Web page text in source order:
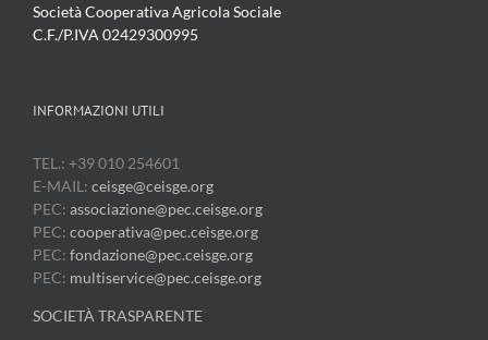
Società Cooperativa Agricola Sociale
C.F./P.IVA 02429300995
INFORMAZIONI UTILI
TEL.: +39 010 254601
E-MAIL: ceisge@ceisge.org
PEC: associazione@pec.ceisge.org
PEC: cooperativa@pec.ceisge.org
PEC: fondazione@pec.ceisge.org
PEC: multiservice@pec.ceisge.org
SOCIETÀ TRASPARENTE